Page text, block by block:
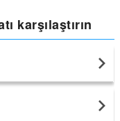
karşılaştırın